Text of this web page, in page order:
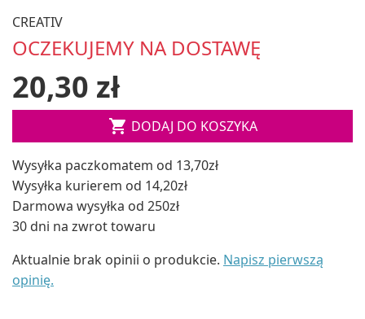
CREATIV
OCZEKUJEMY NA DOSTAWĘ
20,30 zł
 DODAJ DO KOSZYKA
Wysyłka paczkomatem od 13,70zł
Wysyłka kurierem od 14,20zł
Darmowa wysyłka od 250zł
30 dni na zwrot towaru
Aktualnie brak opinii o produkcie. Napisz pierwszą
opinię.